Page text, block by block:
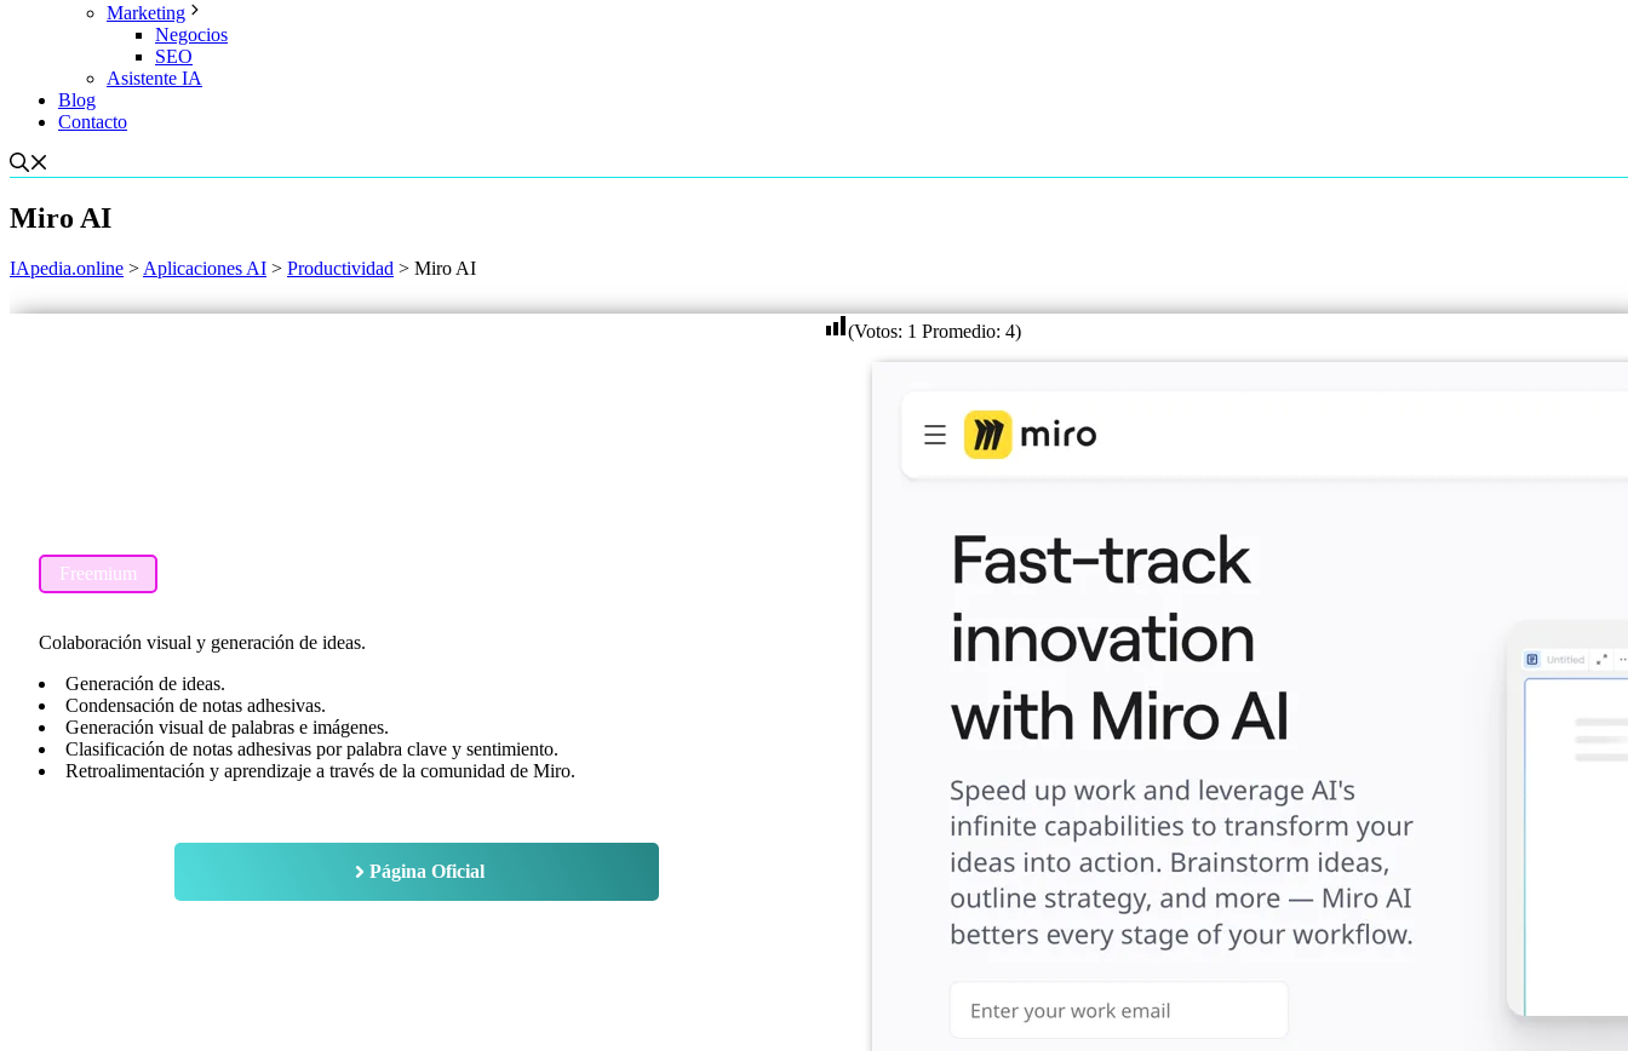
Marketing
Negocios
SEO
Asistente IA
Blog
Contacto
Miro AI
IApedia.online >Aplicaciones AI > Productividad > Miro AI
Freemium
Colaboración visual y generación de ideas.
Generación de ideas.
Condensación de notas adhesivas.
Generación visual de palabras e imágenes.
Clasificación de notas adhesivas por palabra clave y sentimiento.
Retroalimentación y aprendizaje a través de la comunidad de Miro.
Página Oficial
(Votos: 1 Promedio: 4)